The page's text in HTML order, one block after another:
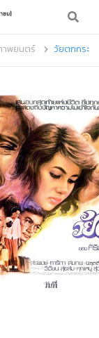
าพยนตร์ วัยตกกระ